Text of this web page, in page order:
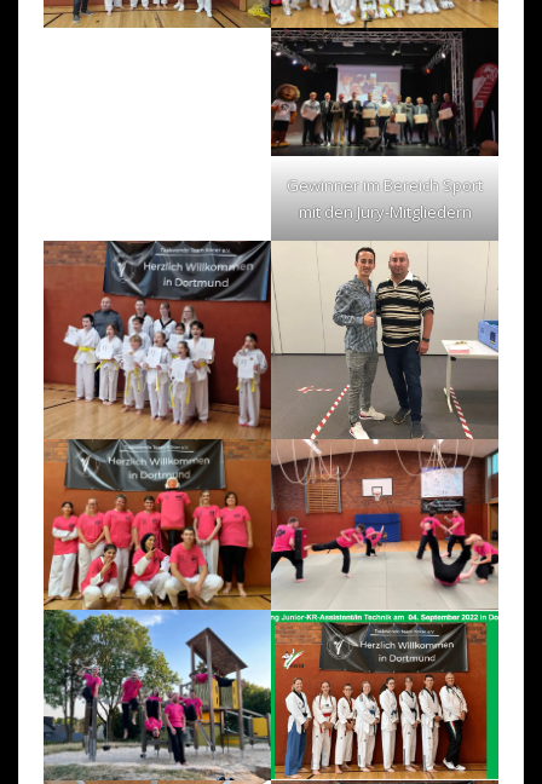
Gewinner im Bereich Sport
mit den Jury-Mitgliedern